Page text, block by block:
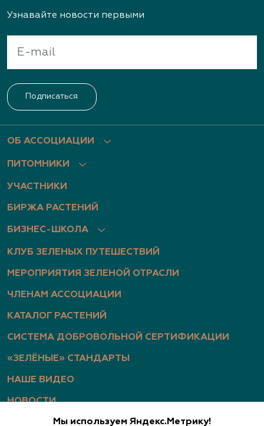
ОБ АССОЦИАЦИИ
ПИТОМНИКИ
УЧАСТНИКИ
БИРЖА РАСТЕНИЙ
БИЗНЕС-ШКОЛА
КЛУБ ЗЕЛЕНЫХ ПУТЕШЕСТВИЙ
МЕРОПРИЯТИЯ ЗЕЛЕНОЙ ОТРАСЛИ
ЧЛЕНАМ АССОЦИАЦИИ
КАТАЛОГ РАСТЕНИЙ
СИСТЕМА ДОБРОВОЛЬНОЙ СЕРТИФИКАЦИИ
«ЗЕЛЁНЫЕ» СТАНДАРТЫ
НАШЕ ВИДЕО
НОВОСТИ
Узнавайте новости первыми
Подписаться
Мы используем Яндекс.Метрику!